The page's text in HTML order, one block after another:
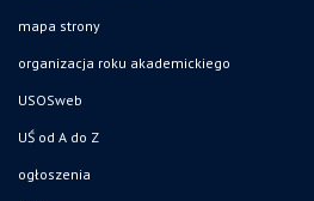
mapa strony
organizacja roku akademickiego
USOSweb
UŚ od A do Z
ogłoszenia